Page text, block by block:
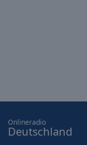
Onlineradio
Deutschland